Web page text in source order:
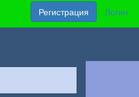
Регистрация Логин